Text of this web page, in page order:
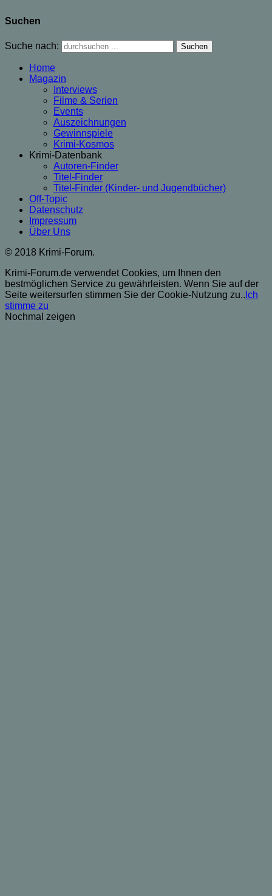
Suchen
Suche nach:
Home
Magazin
Interviews
Filme & Serien
Events
Auszeichnungen
Gewinnspiele
Krimi-Kosmos
Krimi-Datenbank
Autoren-Finder
Titel-Finder
Titel-Finder (Kinder- und Jugendbücher)
Off-Topic
Datenschutz
Impressum
Über Uns
© 2018 Krimi-Forum.
Krimi-Forum.de verwendet Cookies, um Ihnen den
bestmöglichen Service zu gewährleisten. Wenn Sie auf der
Seite weitersurfen stimmen Sie der Cookie-Nutzung zu.. Ich
stimme zu
Nochmal zeigen